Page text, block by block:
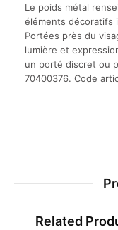
Le poids métal
éléments décoratifs
Portées près du
lumière et
un porté discret ou
70400376. Code
Related